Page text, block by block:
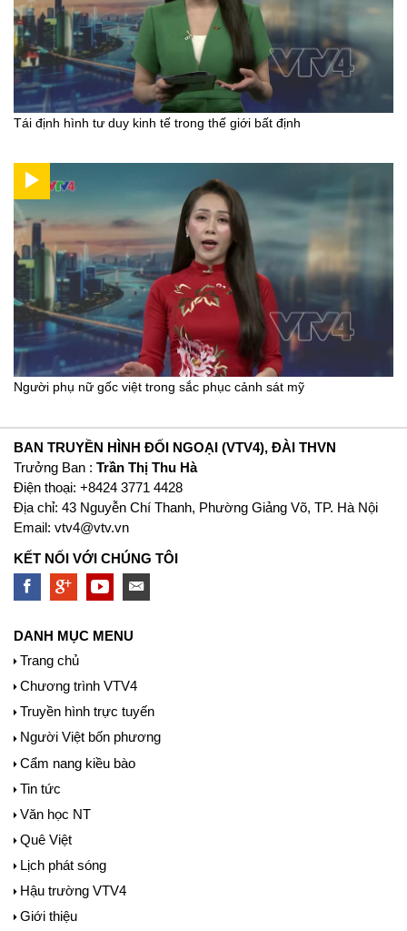
Tái định hình tư duy kinh tế trong thế giới bất định
Người phụ nữ gốc việt trong sắc phục cảnh sát mỹ
BAN TRUYỀN HÌNH ĐỐI NGOẠI (VTV4), ĐÀI THVN
Trưởng Ban : Trần Thị Thu Hà
Ðiện thoại: +8424 3771 4428
Địa chỉ: 43 Nguyễn Chí Thanh, Phường Giảng Võ, TP. Hà Nội
Email: vtv4@vtv.vn
KẾT NỐI VỚI CHÚNG TÔI
DANH MỤC MENU
Trang chủ
Chương trình VTV4
Truyền hình trực tuyến
Người Việt bốn phương
Cẩm nang kiều bào
Tin tức
Văn học NT
Quê Việt
Lịch phát sóng
Hậu trường VTV4
Giới thiệu